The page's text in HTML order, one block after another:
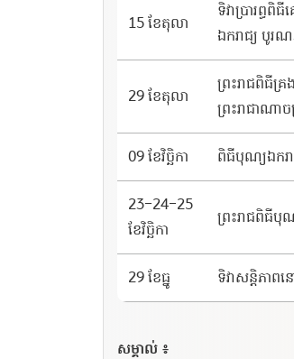
15 ខែតុលា
ទិវា​ប្រារព្ធ​ពិ
ឯករាជ្យ​ ​បូរ
29 ខែតុលា
ព្រះរាជ​ពិធី​គ្រ
ព្រះរាជាណាច
09 ខែវិច្ឆិកា ពិធីបុណ្យឯករា
23-24-25
ខែវិច្ឆិកា
ព្រះរាជពិធី
29 ខែធ្នូ ទិវាសន្តិភាពន
សម្គាល់ ៖